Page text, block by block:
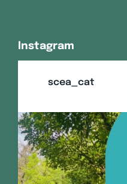
Instagram
scea_cat